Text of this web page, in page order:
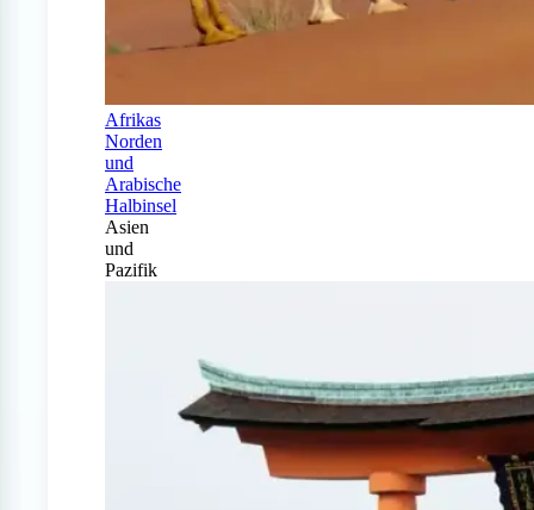
Afrikas
Norden
und
Arabische
Halbinsel
Asien
und
Pazifik